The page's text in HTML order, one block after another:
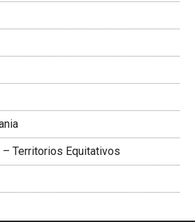
Territorios Equitativos